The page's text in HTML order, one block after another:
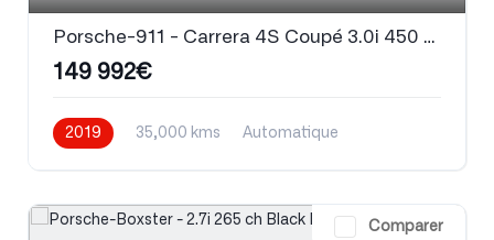
Porsche-911 - Carrera 4S Coupé 3.0i 450 PDK
149 992€
2019 35,000 kms
Automatique
Comparer